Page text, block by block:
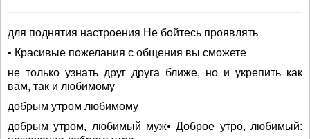
для поднятия настроения Не бойтесь проявлять
• Красивые пожелания с общения вы сможете
не только узнать друг друга ближе, но и укрепить как
вам, так и любимому
добрым утром любимому
добрым утром, любимый муж• Доброе утро, любимый: